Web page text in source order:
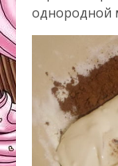
однородной